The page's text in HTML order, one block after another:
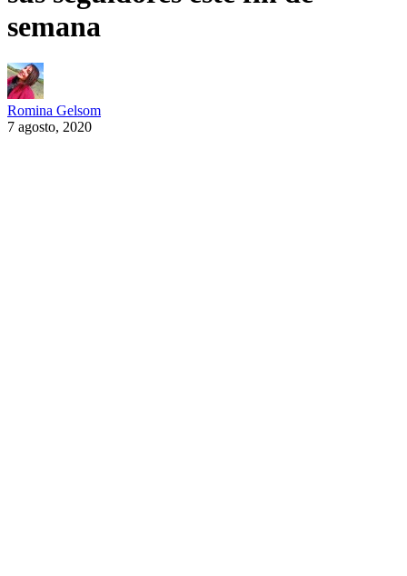
semana
Romina Gelsom
7 agosto, 2020